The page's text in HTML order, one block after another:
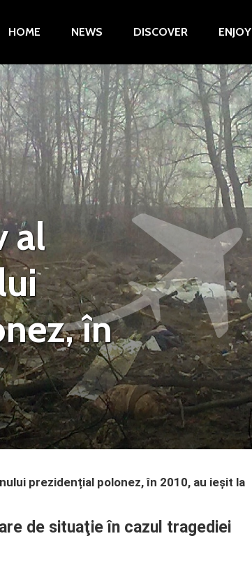
HOME NEWS DISCOVER ENJOY
al
în
prezidențial polonez, în 2010, au ieșit la
de situaţie în cazul tragediei